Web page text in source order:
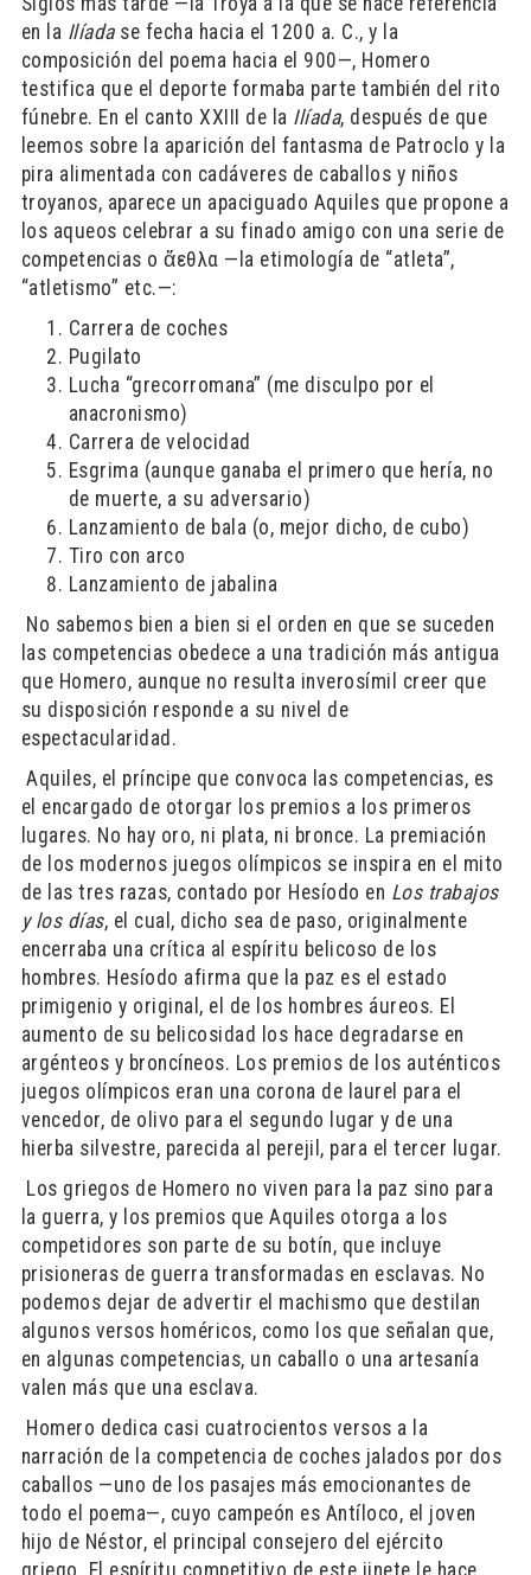
en la Ilíadase fecha hacia el 1200 a. C., y la
composición del poema hacia el 900—, Homero
testifica que el deporte formaba parte también del rito
fúnebre. En el canto XXIII de la Ilíada, después de que
leemos sobre la aparición del fantasma de Patroclo y la
pira alimentada con cadáveres de caballos y niños
troyanos, aparece un apaciguado Aquiles que propone a
los aqueos celebrar a su finado amigo con una serie de
competencias o ἄεθλα —la etimología de “atleta”,
“atletismo” etc.—:
Carrera de coches
Pugilato
Lucha “grecorromana” (me disculpo por el
anacronismo)
Carrera de velocidad
Esgrima (aunque ganaba el primero que hería, no
de muerte, a su adversario)
Lanzamiento de bala (o, mejor dicho, de cubo)
Tiro con arco
Lanzamiento de jabalina
​ No sabemos bien a bien si el orden en que se suceden
las competencias obedece a una tradición más antigua
que Homero, aunque no resulta inverosímil creer que
su disposición responde a su nivel de
espectacularidad.
​ Aquiles, el príncipe que convoca las competencias, es
el encargado de otorgar los premios a los primeros
lugares. No hay oro, ni plata, ni bronce. La premiación
de los modernos juegos olímpicos se inspira en el mito
de las tres razas, contado por Hesíodo en Los trabajos
y los días, el cual, dicho sea de paso, originalmente
encerraba una crítica al espíritu belicoso de los
hombres. Hesíodo afirma que la paz es el estado
primigenio y original, el de los hombres áureos. El
aumento de su belicosidad los hace degradarse en
argénteos y broncíneos. Los premios de los auténticos
juegos olímpicos eran una corona de laurel para el
vencedor, de olivo para el segundo lugar y de una
hierba silvestre, parecida al perejil, para el tercer lugar.
​ Los griegos de Homero no viven para la paz sino para
la guerra, y los premios que Aquiles otorga a los
competidores son parte de su botín, que incluye
prisioneras de guerra transformadas en esclavas. No
podemos dejar de advertir el machismo que destilan
algunos versos homéricos, como los que señalan que,
en algunas competencias, un caballo o una artesanía
valen más que una esclava.
​ Homero dedica casi cuatrocientos versos a la
narración de la competencia de coches jalados por dos
caballos —uno de los pasajes más emocionantes de
todo el poema—, cuyo campeón es Antíloco, el joven
hijo de Néstor, el principal consejero del ejército
griego. El espíritu competitivo de este jinete le hace